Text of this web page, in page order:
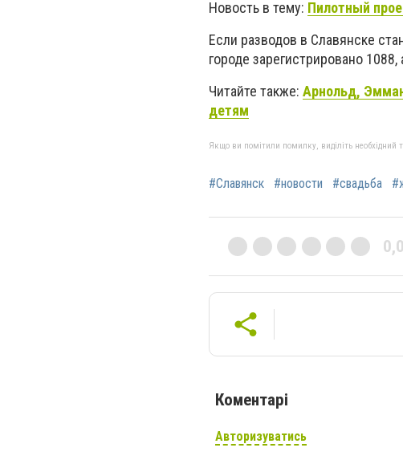
Новость в тему: Пилотный
Если разводов в Славянске
городе зарегистрировано 1088,
Читайте также: Арнольд,
детям
Якщо ви помітили помилку, виділіть необхідний
#Славянск #новости #свадьба
0,0
Коментарі
Авторизуватись